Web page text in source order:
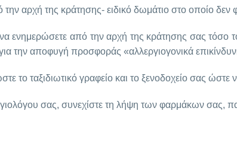
αρχή της κράτησης- ειδικό δωμάτιο στο οποίο δεν
ενημερώσετε από την αρχή της κράτησης σας τόσο το
την αποφυγή προσφοράς «αλλεργιογονικά
το ταξιδιωτικό γραφείο και το ξενοδοχείο σας
σας, συνεχίστε τη λήψη των φαρμάκων σας,